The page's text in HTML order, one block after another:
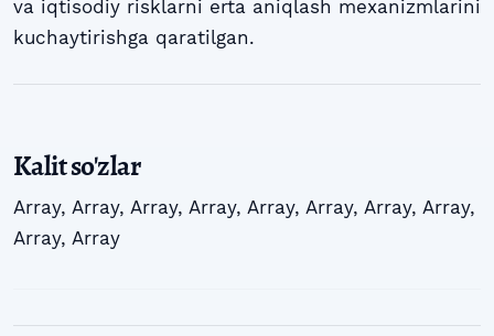
va iqtisodiy risklarni erta aniqlash mexanizmlarini
kuchaytirishga qaratilgan.
Kalit so'zlar
Array, Array, Array, Array, Array, Array, Array, Array,
Array, Array